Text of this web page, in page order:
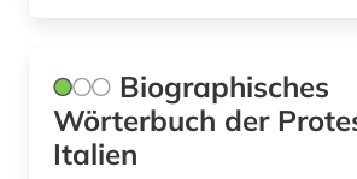
satirezeitschrift (1)
Biographisches
Wörterbuch der
Italien